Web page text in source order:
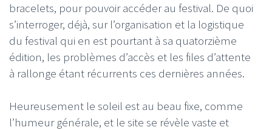
bracelets, pour pouvoir accéder au festival. De quoi
s’interroger, déjà, sur l’organisation et la logistique
du festival qui en est pourtant à sa quatorzième
édition, les problèmes d’accès et les files d’attente
à rallonge étant récurrents ces dernières années.
Heureusement le soleil est au beau fixe, comme
l’humeur générale, et le site se révèle vaste et